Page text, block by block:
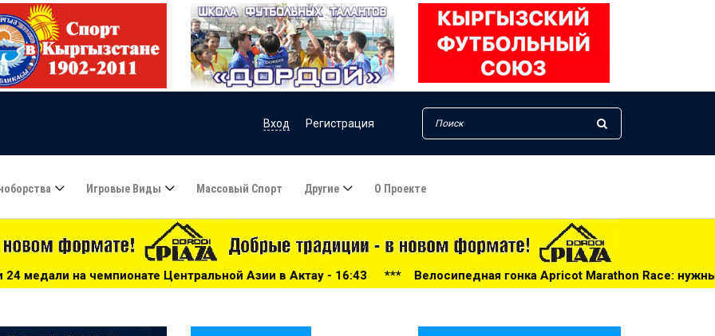
Вход Регистрация
Игровые Виды Массовый Спорт Другие О Проекте
Центральной Азии в Актау - 16:43 ***Велосипедная гонка Apricot Marathon Race: нужны волонтеры! - 14:25